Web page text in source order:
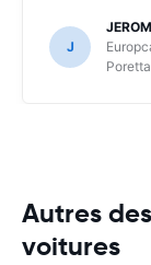
J
Poretta
Autres
voitures